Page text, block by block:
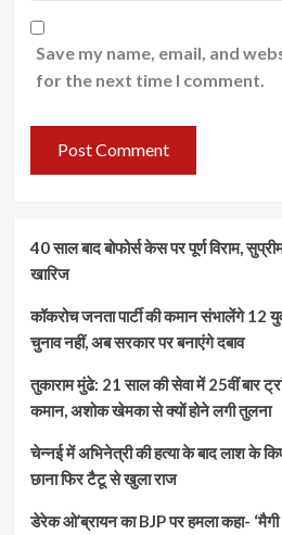
Save my name, email, and
for the next time I comment.
40 साल बाद बोफोर्स केस पर पूर्ण विराम,
खारिज
कॉकरोच जनता पार्टी की कमान संभालेंगे 12
चुनाव नहीं, अब सरकार पर बनाएंगे दबाव
तुकाराम मुंढे: 21 साल की सेवा में 25वीं बार
कमान, अशोक खेमका से क्यों होने लगी तुलना
चेन्नई में अभिनेत्री की हत्या के बाद लाश के
छाना फिर टैटू से खुला राज
डेरेक ओ’ब्रायन का BJP पर हमला कहा-